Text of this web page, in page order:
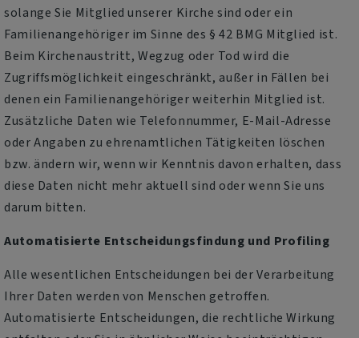
solange Sie Mitglied unserer Kirche sind oder ein
Familienangehöriger im Sinne des § 42 BMG Mitglied ist.
Beim Kirchenaustritt, Wegzug oder Tod wird die
Zugriffsmöglichkeit eingeschränkt, außer in Fällen bei
denen ein Familienangehöriger weiterhin Mitglied ist.
Zusätzliche Daten wie Telefonnummer, E-Mail-Adresse
oder Angaben zu ehrenamtlichen Tätigkeiten löschen
bzw. ändern wir, wenn wir Kenntnis davon erhalten, dass
diese Daten nicht mehr aktuell sind oder wenn Sie uns
darum bitten.
Automatisierte Entscheidungsfindung und Profiling
Alle wesentlichen Entscheidungen bei der Verarbeitung
Ihrer Daten werden von Menschen getroffen.
Automatisierte Entscheidungen, die rechtliche Wirkung